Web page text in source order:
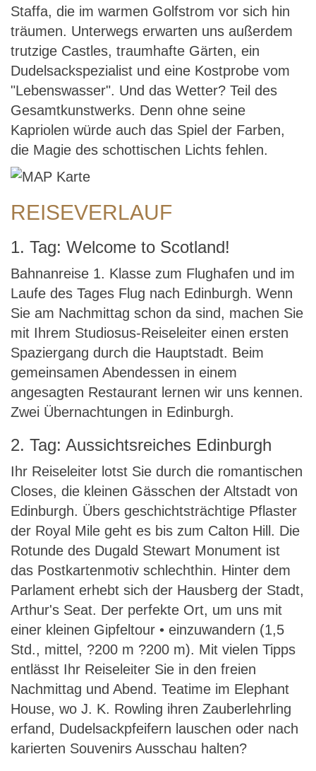
Staffa, die im warmen Golfstrom vor sich hin
träumen. Unterwegs erwarten uns außerdem
trutzige Castles, traumhafte Gärten, ein
Dudelsackspezialist und eine Kostprobe vom
"Lebenswasser". Und das Wetter? Teil des
Gesamtkunstwerks. Denn ohne seine
Kapriolen würde auch das Spiel der Farben,
die Magie des schottischen Lichts fehlen.
REISEVERLAUF
1. Tag: Welcome to Scotland!
Bahnanreise 1. Klasse zum Flughafen und im
Laufe des Tages Flug nach Edinburgh. Wenn
Sie am Nachmittag schon da sind, machen Sie
mit Ihrem Studiosus-Reiseleiter einen ersten
Spaziergang durch die Hauptstadt. Beim
gemeinsamen Abendessen in einem
angesagten Restaurant lernen wir uns kennen.
Zwei Übernachtungen in Edinburgh.
2. Tag: Aussichtsreiches Edinburgh
Ihr Reiseleiter lotst Sie durch die romantischen
Closes, die kleinen Gässchen der Altstadt von
Edinburgh. Übers geschichtsträchtige Pflaster
der Royal Mile geht es bis zum Calton Hill. Die
Rotunde des Dugald Stewart Monument ist
das Postkartenmotiv schlechthin. Hinter dem
Parlament erhebt sich der Hausberg der Stadt,
Arthur's Seat. Der perfekte Ort, um uns mit
einer kleinen Gipfeltour • einzuwandern (1,5
Std., mittel, ?200 m ?200 m). Mit vielen Tipps
entlässt Ihr Reiseleiter Sie in den freien
Nachmittag und Abend. Teatime im Elephant
House, wo J. K. Rowling ihren Zauberlehrling
erfand, Dudelsackpfeifern lauschen oder nach
karierten Souvenirs Ausschau halten?